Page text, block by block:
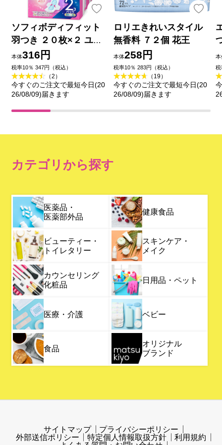
ソフィボディフィット
羽つき ２０枚×２ ユ
ニ・チャーム (医薬部外
品)
本体316円
税率10％ 347円（税込）
（2）
今すぐのご注文で最短今日(20
26/08/09)届きます
ロリエきれいスタイル
無香料 ７２個 花王
本体258円
税率10％ 283円（税込）
（19）
今すぐのご注文で最短今日(20
26/08/09)届きます
本
税
カテゴリから探す
医薬品・
医薬部外品
健康食品
ビューティー・
トイレタリー
スキンケア・
メイク
カウンセリング
化粧品
日用品・ペット
医療・介護 ベビー
食品
オリジナル
ブランド
サイトマップ
プライバシーポリシー
外部送信ポリシー
特定個人情報取扱方針
利用規約